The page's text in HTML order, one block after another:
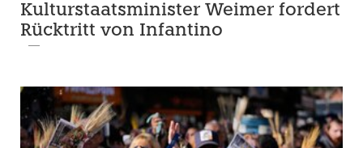
Kulturstaatsminister Weimer fordert
Rücktritt von Infantino